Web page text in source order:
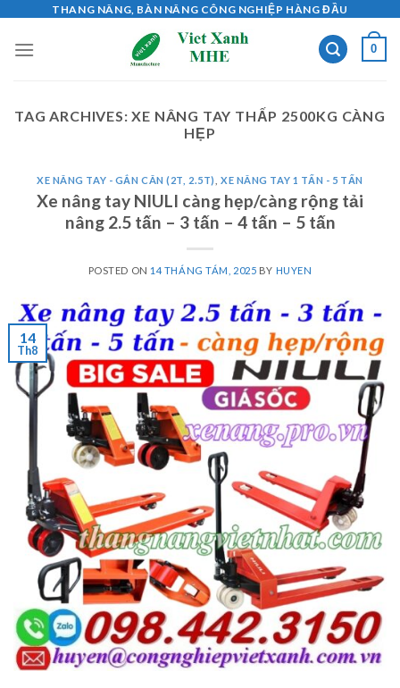
content
THANG NÂNG, BÀN NÂNG CÔNG NGHIỆP HÀNG ĐẦU
0
TAG ARCHIVES:XE NÂNG TAY THẤP 2500KG CÀNG
HẸP
XE NÂNG TAY - GẮN CÂN (2T, 2.5T) ,XE NÂNG TAY 1 TẤN - 5 TẤN
Xe nâng tay NIULI càng hẹp/càng rộng tải
nâng 2.5 tấn – 3 tấn – 4 tấn – 5 tấn
POSTED ON 14 THÁNG TÁM, 2025 BY HUYEN
14
Th8